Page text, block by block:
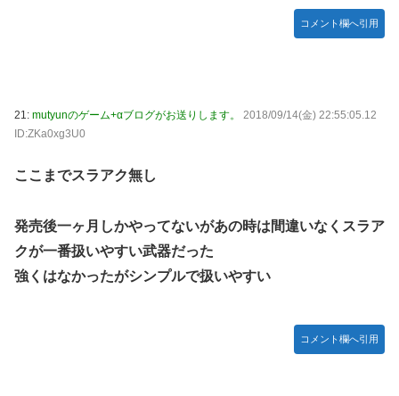
コメント欄へ引用
21: mutyunのゲーム+αブログがお送りします。
2018/09/14(金) 22:55:05.12
ID:ZKa0xg3U0
ここまでスラアク無し
発売後一ヶ月しかやってないがあの時は間違いなくスラア
クが一番扱いやすい武器だった
強くはなかったがシンプルで扱いやすい
コメント欄へ引用